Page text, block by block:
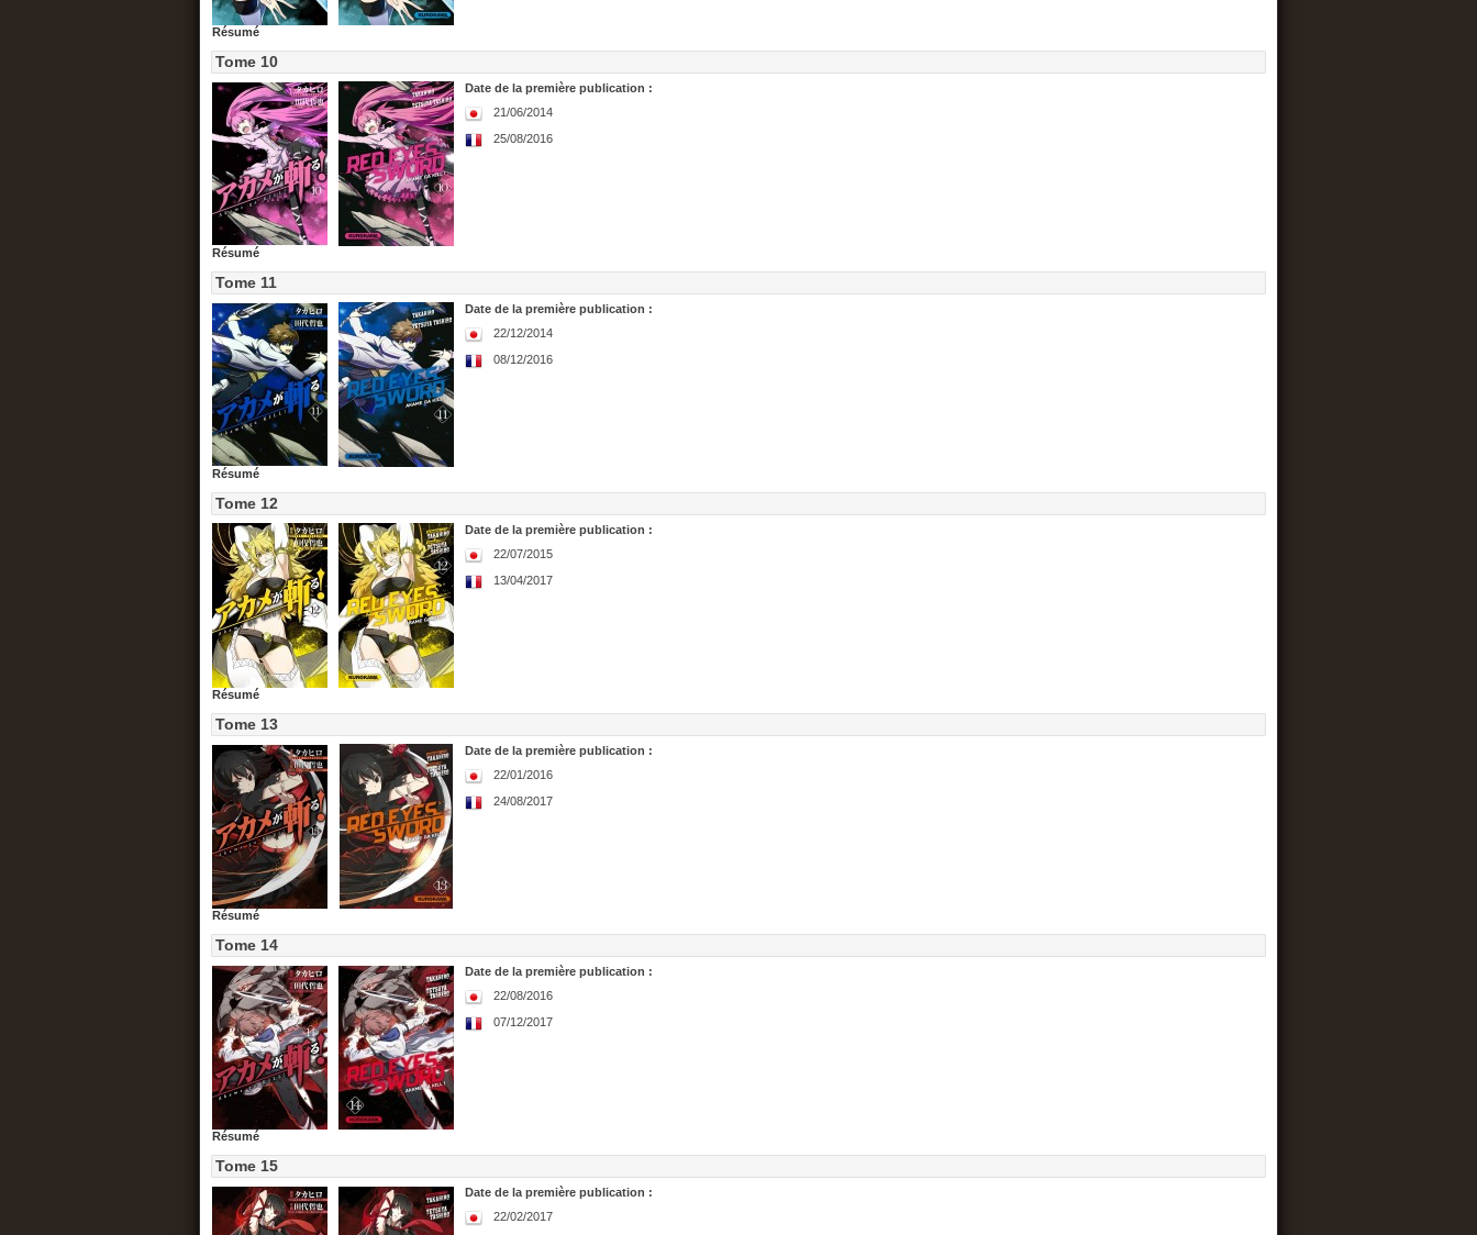
Résumé
Tome 10
Date de la première publication :
21/06/2014
25/08/2016
Résumé
Tome 11
Date de la première publication :
22/12/2014
08/12/2016
Résumé
Tome 12
Date de la première publication :
22/07/2015
13/04/2017
Résumé
Tome 13
Date de la première publication :
22/01/2016
24/08/2017
Résumé
Tome 14
Date de la première publication :
22/08/2016
07/12/2017
Résumé
Tome 15
Date de la première publication :
22/02/2017